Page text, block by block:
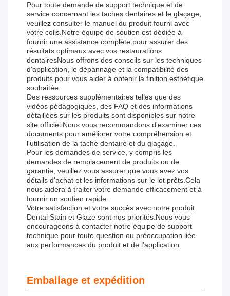
Pour toute demande de support technique et de
service concernant les taches dentaires et le glaçage,
veuillez consulter le manuel du produit fourni avec
votre colis.Notre équipe de soutien est dédiée à
fournir une assistance complète pour assurer des
résultats optimaux avec vos restaurations
dentairesNous offrons des conseils sur les techniques
d'application, le dépannage et la compatibilité des
produits pour vous aider à obtenir la finition esthétique
souhaitée.
Des ressources supplémentaires telles que des
vidéos pédagogiques, des FAQ et des informations
détaillées sur les produits sont disponibles sur notre
site officiel.Nous vous recommandons d'examiner ces
documents pour améliorer votre compréhension et
l'utilisation de la tache dentaire et du glaçage.
Pour les demandes de service, y compris les
demandes de remplacement de produits ou de
garantie, veuillez vous assurer que vous avez vos
détails d'achat et les informations sur le lot prêts.Cela
nous aidera à traiter votre demande efficacement et à
fournir un soutien rapide.
Votre satisfaction et votre succès avec notre produit
Dental Stain et Glaze sont nos priorités.Nous vous
encourageons à contacter notre équipe de support
technique pour toute question ou préoccupation liée
aux performances du produit et de l'application.
Emballage et expédition